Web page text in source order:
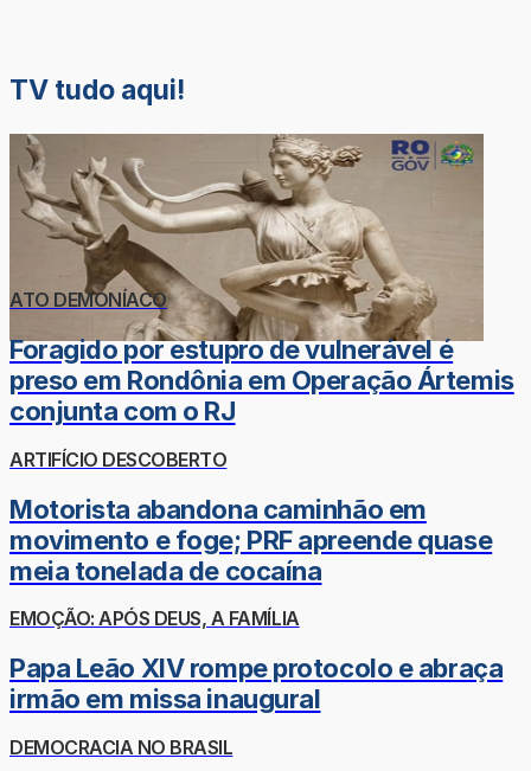
TV tudo aqui!
ATO DEMONÍACO
Foragido por estupro de vulnerável é
preso em Rondônia em Operação Ártemis
conjunta com o RJ
ARTIFÍCIO DESCOBERTO
Motorista abandona caminhão em
movimento e foge; PRF apreende quase
meia tonelada de cocaína
EMOÇÃO: APÓS DEUS, A FAMÍLIA
Papa Leão XIV rompe protocolo e abraça
irmão em missa inaugural
DEMOCRACIA NO BRASIL